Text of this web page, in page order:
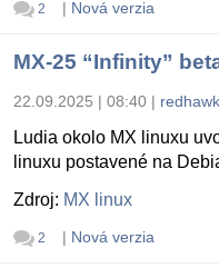
2 | Nová verzia
MX-25 “Infinity”
22.09.2025 | 08:40 |
Ludia okolo MX linuxu
linuxu postavené na
Zdroj: MX linux
2 | Nová verzia